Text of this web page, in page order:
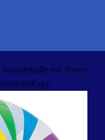
Wasserbälle mit Ihrem